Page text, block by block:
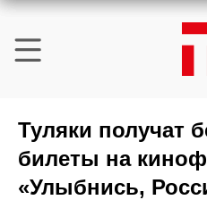
Туляки получат
билеты на
«Улыбнись,